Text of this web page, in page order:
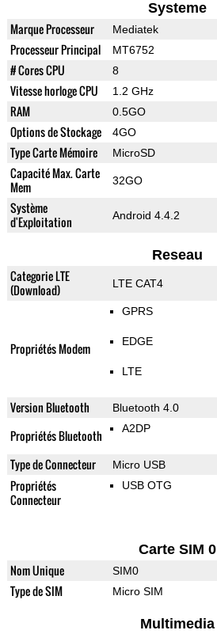
Systeme
Marque Processeur Mediatek
Processeur Principal MT6752
# Cores CPU 8
Vitesse horloge CPU 1.2 GHz
RAM 0.5GO
Options de Stockage 4GO
Type Carte Mémoire MicroSD
Capacité Max. Carte
Mem
32GO
Système
d'Exploitation
Android 4.4.2
Reseau
Categorie LTE
(Download)
LTE CAT4
Propriétés Modem
GPRS
EDGE
LTE
Version Bluetooth Bluetooth 4.0
Propriétés Bluetooth A2DP
Type de Connecteur Micro USB
Propriétés
Connecteur
USB OTG
Carte SIM 0
Nom Unique SIM0
Type de SIM Micro SIM
Multimedia